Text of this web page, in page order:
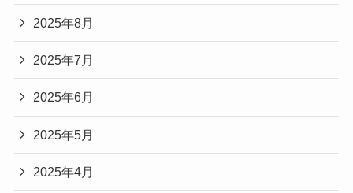
2025年8月
2025年7月
2025年6月
2025年5月
2025年4月